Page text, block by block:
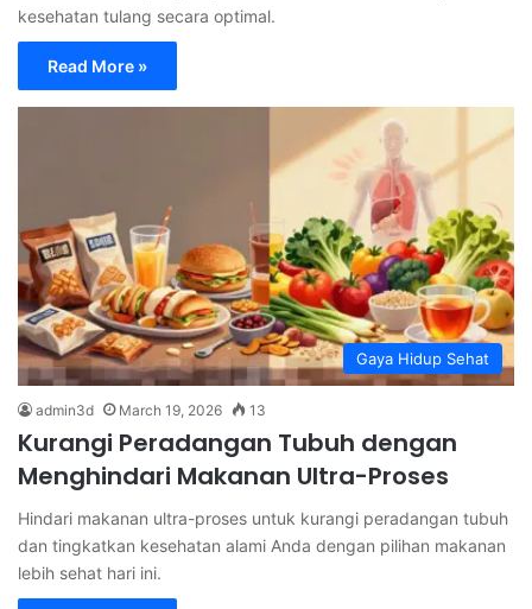
kesehatan tulang secara optimal.
Read More »
Gaya Hidup Sehat
admin3d March 19, 2026 13
Kurangi Peradangan Tubuh dengan
Menghindari Makanan Ultra-Proses
Hindari makanan ultra-proses untuk kurangi peradangan tubuh
dan tingkatkan kesehatan alami Anda dengan pilihan makanan
lebih sehat hari ini.